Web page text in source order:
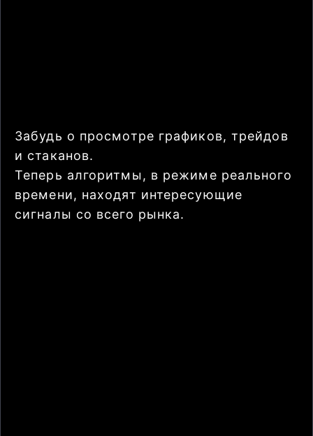
Забудь о просмотре графиков, трейдов
и стаканов.
Теперь алгоритмы, в режиме реального
времени, находят интересующие
сигналы со всего рынка.